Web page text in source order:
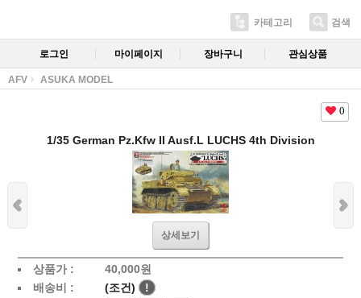
카테고리 검색
로그인 마이페이지 장바구니 관심상품
AFV ASUKA MODEL
0
1/35 German Pz.Kfw II Ausf.L LUCHS 4th Division
상세보기
상품가 : 40,000원
배송비 :
(조건)
!